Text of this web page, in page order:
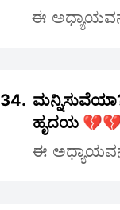
ಈ
34.
ಹೃದಯ
ಈ